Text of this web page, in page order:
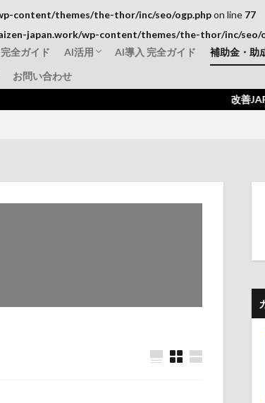
content/themes/the-thor/inc/seo/ogp.phpon line 77
japan.work/wp-content/themes/the-thor/inc/seo/
全ガイド AI活用 AI導入 完全ガイド 補助金・助
お問い合わせ
改善JAPANは